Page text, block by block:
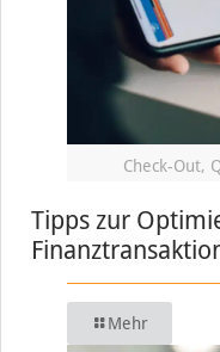
Check-Out,
Tipps zur
Mehr